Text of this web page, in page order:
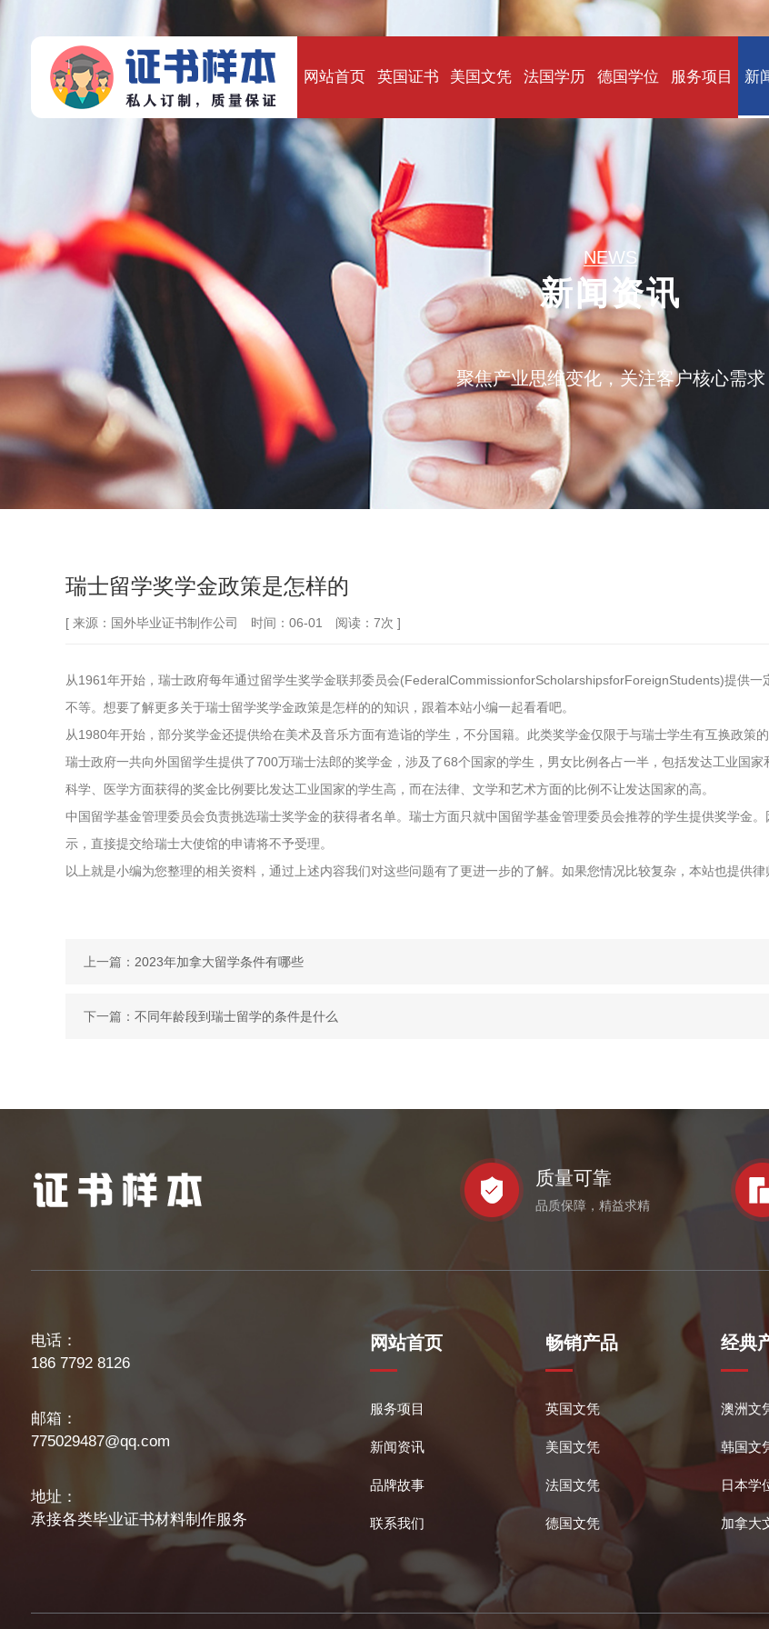
网站首页 英国证书 美国文凭 法国学历 德国学位 服务项目 新
NEWS
新闻资讯
聚焦产业思维变化，关注客户核心需求
瑞士留学奖学金政策是怎样的
[ 来源：国外毕业证书制作公司 时间：06-01 阅读：7次 ]
从1961年开始，瑞士政府每年通过留学生奖学金联邦委员会(FederalCommissionforScholarshipsforForeignStudents)提供
不等。想要了解更多关于瑞士留学奖学金政策是怎样的的知识，跟着本站小编一起看看吧。
从1980年开始，部分奖学金还提供给在美术及音乐方面有造诣的学生，不分国籍。此类奖学金仅限于与瑞士学生有互换政策的
瑞士政府一共向外国留学生提供了700万瑞士法郎的奖学金，涉及了68个国家的学生，男女比例各占一半，包括发达工业国
科学、医学方面获得的奖金比例要比发达工业国家的学生高，而在法律、文学和艺术方面的比例不让发达国家的高。
中国留学基金管理委员会负责挑选瑞士奖学金的获得者名单。瑞士方面只就中国留学基金管理委员会推荐的学生提供奖学金
示，直接提交给瑞士大使馆的申请将不予受理。
以上就是小编为您整理的相关资料，通过上述内容我们对这些问题有了更进一步的了解。如果您情况比较复杂，本站也提供律
上一篇： 2023年加拿大留学条件有哪些
下一篇： 不同年龄段到瑞士留学的条件是什么
质量可靠
品质保障，精益求精
电话：
186 7792 8126
邮箱：
775029487@qq.com
地址：
承接各类毕业证书材料制作服务
网站首页
服务项目
新闻资讯
品牌故事
联系我们
畅销产品
英国文凭
美国文凭
法国文凭
德国文凭
经典
澳洲文
韩国文
日本学
加拿大